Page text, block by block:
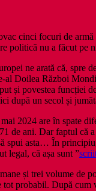
cinci focuri de
politică nu a făcut
ne arată că, spre
al Doilea Război
și povestea
după un secol și
2024 are în spate
de ani. Dar faptul
spui asta… În
legal, că așa sunt ”
și trei volume de
tot probabil. După cum